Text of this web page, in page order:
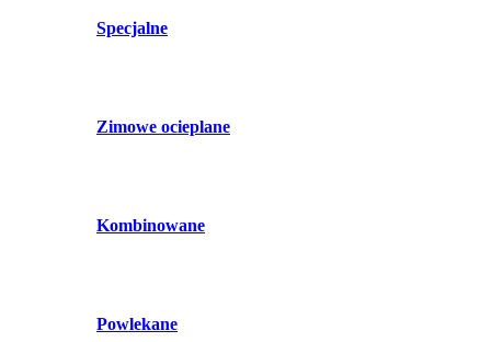
Specjalne
Zimowe ocieplane
Kombinowane
Powlekane